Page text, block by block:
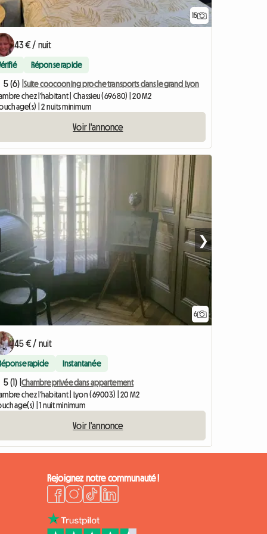
15
43 € / nuit
Réponse rapide
5 (6) | Suite coocooning proche transports dans le grand Lyon
chez l'habitant | Chassieu (69680) | 20 M2
| 2 nuits minimum
Voir l'annonce
6
❯
45 € / nuit
rapide Instantanée
5 (1) | Chambre privée dans appartement
chez l'habitant | Lyon (69003) | 20 M2
| 1 nuit minimum
Voir l'annonce
Rejoignez notre communauté !